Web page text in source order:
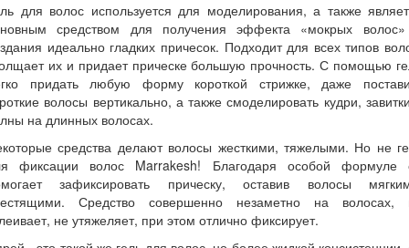
для волос используется для моделирования, а также
средством для получения эффекта «мокрых
идеально гладких причесок. Подходит для всех типов
их и придает прическе большую прочность. С помощью
придать любую форму короткой стрижке, даже
волосы вертикально, а также смоделировать кудри,
на длинных волосах.
средства делают волосы жесткими, тяжелыми. Но не
фиксации волос Marrakesh! Благодаря особой формуле
зафиксировать прическу, оставив волосы
Средство совершенно незаметно на волосах,
не утяжеляет, при этом отлично фиксирует.